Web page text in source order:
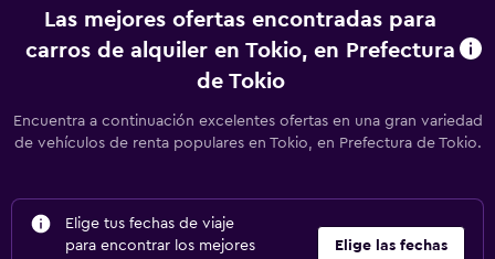
Las mejores ofertas encontradas para
carros de alquiler en Tokio, en Prefectura
de Tokio
Encuentra a continuación excelentes ofertas en una gran variedad
de vehículos de renta populares en Tokio, en Prefectura de Tokio.
Elige tus fechas de viaje
para encontrar los mejores
Elige las fechas